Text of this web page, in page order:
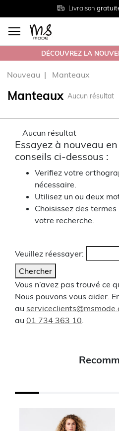
LivraisonTailles
Retour
DÉCOUVREZ LA
Nouveau Manteaux
Manteaux Aucun résultat
Aucun résultat
Essayez à nouveau
conseils ci-dessous :
Verifiez votre
nécessaire.
Utilisez un ou deux
Choisissez des
votre recherche.
Veuillez réessayer:
Chercher
Vous n’avez pas trouvé ce
Nous pouvons vous aider.
au
au 01 734 363 10